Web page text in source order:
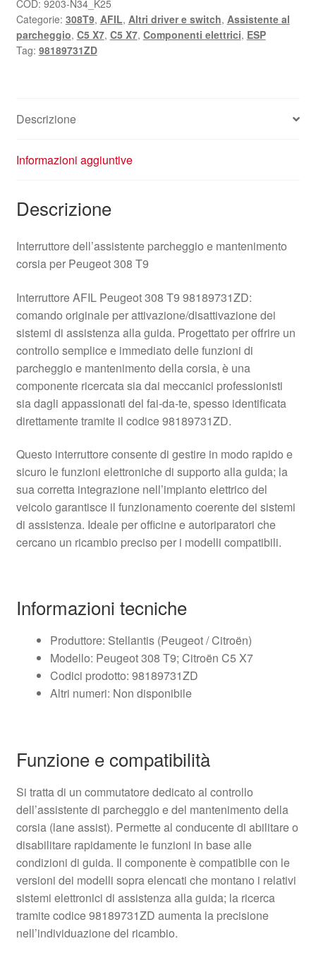
98189731ZD
quantità
COD: 9203-N34_K25
Categorie: 308T9, AFIL, Altri driver e switch, Assistente al
parcheggio, C5 X7, C5 X7, Componenti elettrici, ESP
Tag: 98189731ZD
Descrizione
Informazioni aggiuntive
Descrizione
Interruttore dell’assistente parcheggio e mantenimento
corsia per Peugeot 308 T9
Interruttore AFIL Peugeot 308 T9 98189731ZD:
comando originale per attivazione/disattivazione dei
sistemi di assistenza alla guida. Progettato per offrire un
controllo semplice e immediato delle funzioni di
parcheggio e mantenimento della corsia, è una
componente ricercata sia dai meccanici professionisti
sia dagli appassionati del fai‑da‑te, spesso identificata
direttamente tramite il codice 98189731ZD.
Questo interruttore consente di gestire in modo rapido e
sicuro le funzioni elettroniche di supporto alla guida; la
sua corretta integrazione nell’impianto elettrico del
veicolo garantisce il funzionamento coerente dei sistemi
di assistenza. Ideale per officine e autoriparatori che
cercano un ricambio preciso per i modelli compatibili.
Informazioni tecniche
Produttore: Stellantis (Peugeot / Citroën)
Modello: Peugeot 308 T9; Citroën C5 X7
Codici prodotto: 98189731ZD
Altri numeri: Non disponibile
Funzione e compatibilità
Si tratta di un commutatore dedicato al controllo
dell’assistente di parcheggio e del mantenimento della
corsia (lane assist). Permette al conducente di abilitare o
disabilitare rapidamente le funzioni in base alle
condizioni di guida. Il componente è compatibile con le
versioni dei modelli sopra elencati che montano i relativi
sistemi elettronici di assistenza alla guida; la ricerca
tramite codice 98189731ZD aumenta la precisione
nell’individuazione del ricambio.